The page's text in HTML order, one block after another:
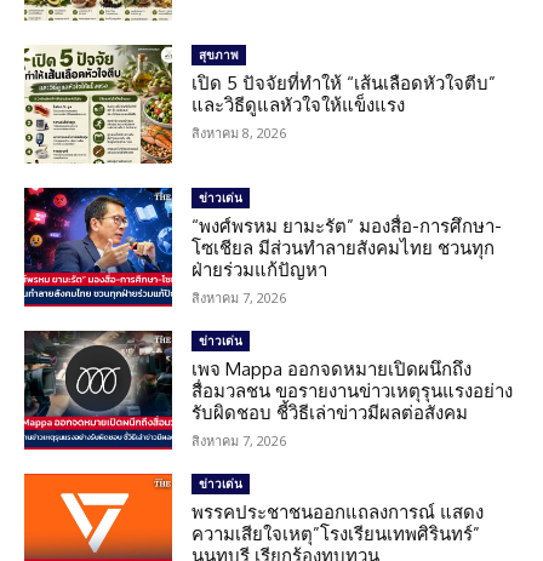
สุขภาพ
เปิด 5 ปัจจัยที่ทำให้ “เส้นเลือดหัวใจตีบ”
และวิธีดูแลหัวใจให้แข็งแรง
สิงหาคม 8, 2026
ข่าวเด่น
“พงศ์พรหม ยามะรัต” มองสื่อ-การศึกษา-
โซเชียล มีส่วนทำลายสังคมไทย ชวนทุก
ฝ่ายร่วมแก้ปัญหา
สิงหาคม 7, 2026
ข่าวเด่น
เพจ Mappa ออกจดหมายเปิดผนึกถึง
สื่อมวลชน ขอรายงานข่าวเหตุรุนแรงอย่าง
รับผิดชอบ ชี้วิธีเล่าข่าวมีผลต่อสังคม
สิงหาคม 7, 2026
ข่าวเด่น
พรรคประชาชนออกแถลงการณ์ แสดง
ความเสียใจเหตุ”โรงเรียนเทพศิรินทร์”
นนทบุรี เรียกร้องทบทวน